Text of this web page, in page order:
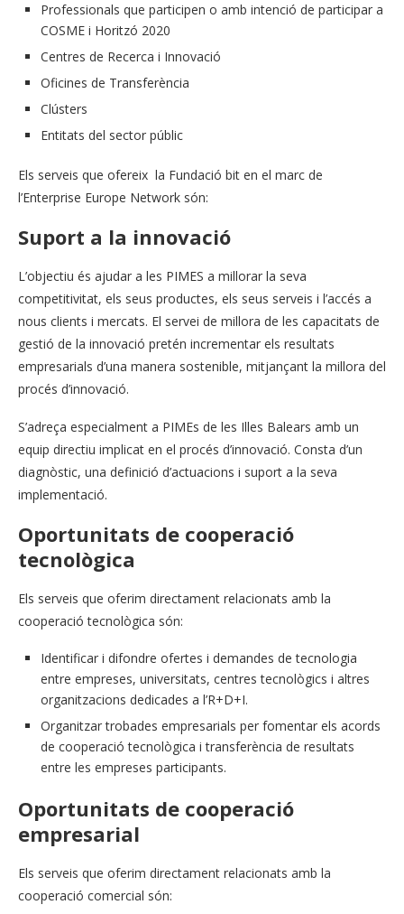
Professionals que participen o amb intenció de participar a
COSME i Horitzó 2020
Centres de Recerca i Innovació
Oficines de Transferència
Clústers
Entitats del sector públic
Els serveis que ofereix la Fundació bit en el marc de
l’Enterprise Europe Network són:
Suport a la innovació
L’objectiu és ajudar a les PIMES a millorar la seva
competitivitat, els seus productes, els seus serveis i l’accés a
nous clients i mercats. El servei de millora de les capacitats de
gestió de la innovació pretén incrementar els resultats
empresarials d’una manera sostenible, mitjançant la millora del
procés d’innovació.
S’adreça especialment a PIMEs de les Illes Balears amb un
equip directiu implicat en el procés d’innovació. Consta d’un
diagnòstic, una definició d’actuacions i suport a la seva
implementació.
Oportunitats de cooperació
tecnològica
Els serveis que oferim directament relacionats amb la
cooperació tecnològica són:
Identificar i difondre ofertes i demandes de tecnologia
entre empreses, universitats, centres tecnològics i altres
organitzacions dedicades a l’R+D+I.
Organitzar trobades empresarials per fomentar els acords
de cooperació tecnològica i transferència de resultats
entre les empreses participants.
Oportunitats de cooperació
empresarial
Els serveis que oferim directament relacionats amb la
cooperació comercial són: